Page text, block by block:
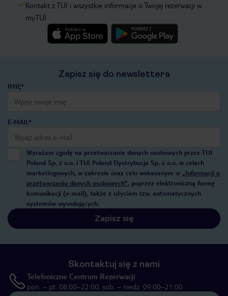
Kontakt z TUI i wszystkie informacje o Twojej rezerwacji w
myTUI
Zapisz się do newslettera
IMIĘ*
E-MAIL*
Wyrażam zgodę na przetwarzanie danych osobowych przez TUI
Poland Sp. z o.o. i TUI Poland Dystrybucja Sp. z o.o. w celach
marketingowych, w zakresie oraz celu wskazanym w „Informacji o
przetwarzaniu danych osobowych”, poprzez elektroniczną formę
komunikacji (e-mail), także z użyciem tzw. automatycznych
systemów wywołujących.
Zapisz się
Skontaktuj się z nami
Telefoniczne Centrum Rezerwacji
pon. – pt. 08:00–22:00, sob. – niedz. 09:00–21:00